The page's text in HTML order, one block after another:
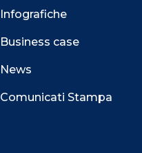
Infografiche
Business case
News
Comunicati Stampa